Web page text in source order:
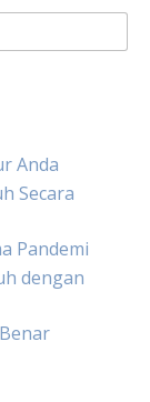
Anda
Secara
Pandemi
dengan